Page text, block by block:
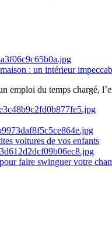
: un intérieur
emploi du temps chargé,
voitures de vos enfants
faire swinguer votre